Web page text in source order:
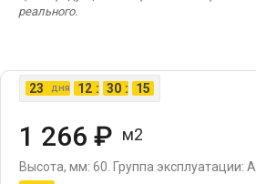
реального.
23 дня 12 : 30 : 14
1 266 ₽ м2
Высота, мм: 60. Группа эксплуатации: